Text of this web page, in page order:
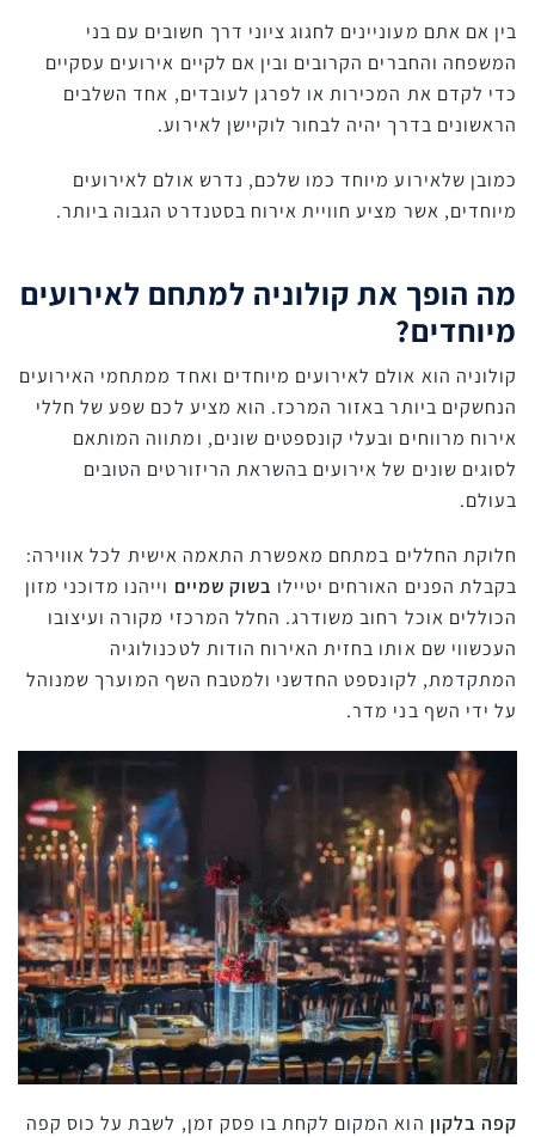
בין אם אתם מעוניינים לחגוג ציוני דרך חשובים עם בני
המשפחה והחברים הקרובים ובין אם לקיים אירועים עסקיים
כדי לקדם את המכירות או לפרגן לעובדים, אחד השלבים
הראשונים בדרך יהיה לבחור לוקיישן לאירוע.
כמובן שלאירוע מיוחד כמו שלכם, נדרש אולם לאירועים
מיוחדים, אשר מציע חוויית אירוח בסטנדרט הגבוה ביותר.
מה הופך את קולוניה למתחם לאירועים
מיוחדים?
קולוניה הוא אולם לאירועים מיוחדים ואחד ממתחמי האירועים
הנחשקים ביותר באזור המרכז. הוא מציע לכם שפע של חללי
אירוח מרווחים ובעלי קונספטים שונים, ומתווה המותאם
לסוגים שונים של אירועים בהשראת הריזורטים הטובים
בעולם.
חלוקת החללים במתחם מאפשרת התאמה אישית לכל אווירה:
בקבלת הפנים האורחים יטיילו בשוק שמיים וייהנו מדוכני מזון
הכוללים אוכל רחוב משודרג. החלל המרכזי מקורה ועיצובו
העכשווי שם אותו בחזית האירוח הודות לטכנולוגיה
המתקדמת, לקונספט החדשני ולמטבח השף המוערך שמנוהל
על ידי השף בני מדר.
קפה בלקון הוא המקום לקחת בו פסק זמן, לשבת על כוס קפה